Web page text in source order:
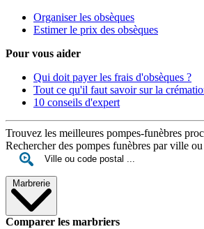
Organiser les obsèques
Estimer le prix des obsèques
Pour vous aider
Qui doit payer les frais d'obsèques ?
Tout ce qu'il faut savoir sur la
10 conseils d'expert
Trouvez les meilleures pompes-funèbres
Rechercher des pompes funèbres par ville
Marbrerie
Comparer les marbriers